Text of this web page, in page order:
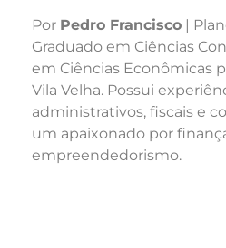
Por Pedro Francisco |
Graduado em Ciências
em Ciências Econômicas
Vila Velha. Possui
administrativos, fiscais e
um apaixonado por
empreendedorismo.